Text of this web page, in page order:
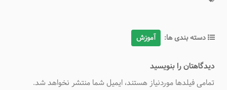
دسته بندی ها: آموزش
دیدگاهتان را بنویسید
تمامی فیلدها موردنیاز هستند، ایمیل شما منتشر نخواهد شد.